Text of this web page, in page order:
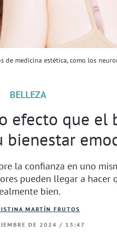
medicina estética, como los
BELLEZA
efecto que el
bienestar
la confianza en uno
pueden llegar a hacer
bien.
MARTÍN FRUTOS
DE 2024 / 13:47